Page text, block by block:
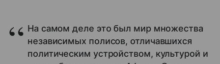
На самом деле это был мир множества
независимых полисов, отличавшихся
политическим устройством, культурой и